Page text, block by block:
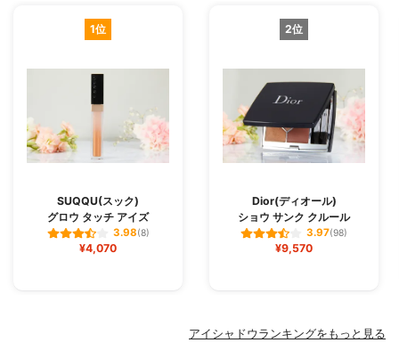
1位
SUQQU(スック)
グロウ タッチ アイズ
3.98(8)
¥4,070
2位
Dior(ディオール)
ショウ サンク クルール
3.97(98)
¥9,570
アイシャドウランキングをもっと見る